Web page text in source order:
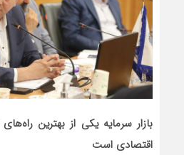
بازار سرمایه یکی از بهترین
اقتصادی است